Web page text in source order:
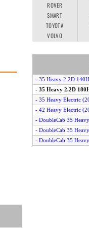
ROVER
SMART
TOYOTA
VOLVO
- 35 Heavy 2.2D
- 35 Heavy 2.2D
- 35 Heavy Electric
- 42 Heavy Electric
- DoubleCab 35
- DoubleCab 35
- DoubleCab 35